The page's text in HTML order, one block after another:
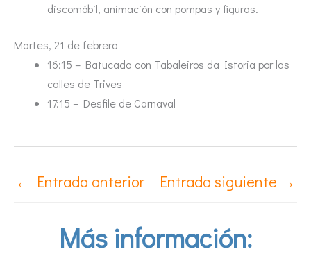
discomóbil, animación con pompas y figuras.
Martes, 21 de febrero
16:15 – Batucada con Tabaleiros da Istoria por las
calles de Trives
17:15 – Desfile de Carnaval
← Entrada anterior Entrada siguiente →
Más información: